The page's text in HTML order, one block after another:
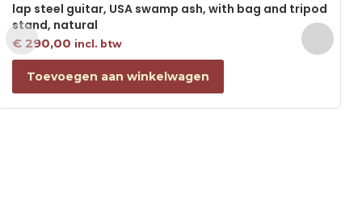
lap steel guitar, USA swamp ash, with bag and tripod
stand, natural
€290,00 incl. btw
Toevoegen aan winkelwagen